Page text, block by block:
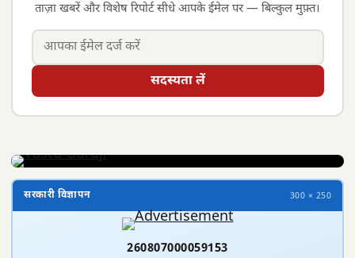
ताज़ा खबरें और विशेष रिपोर्ट सीधे आपके ईमेल पर — बिल्कुल मुफ़्त।
सदस्यता लें
सरकारी विज्ञापन 300 × 250
260807000059153